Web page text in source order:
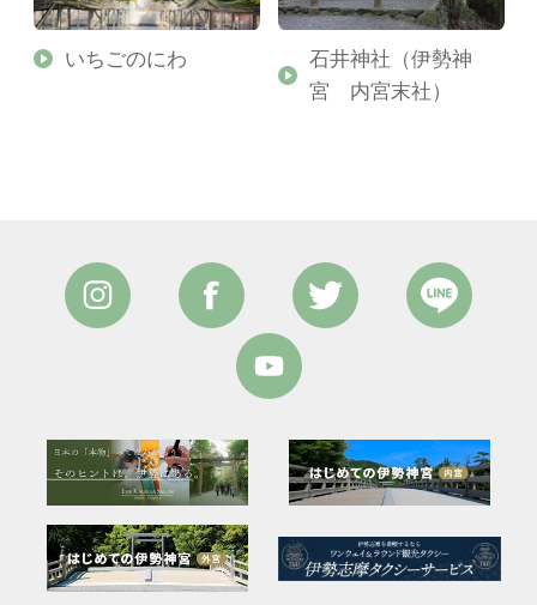
いちごのにわ
石井神社（伊勢神
宮 内宮末社）